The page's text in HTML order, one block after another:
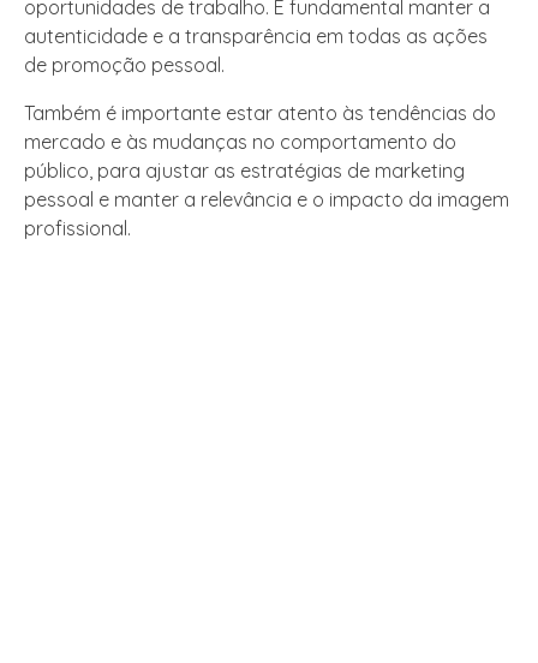
oportunidades de trabalho. É fundamental manter a
autenticidade e a transparência em todas as ações
de promoção pessoal.
Também é importante estar atento às tendências do
mercado e às mudanças no comportamento do
público, para ajustar as estratégias de marketing
pessoal e manter a relevância e o impacto da imagem
profissional.